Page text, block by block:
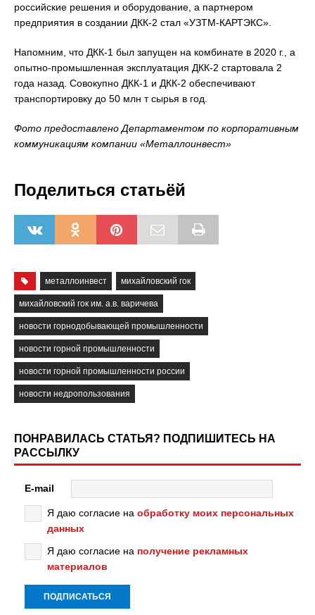
российские решения и оборудование, а партнером
предприятия в создании ДКК-2 стал «УЗТМ-КАРТЭКС».
Напомним, что ДКК-1 был запущен на комбинате в 2020 г., а
опытно-промышленная эксплуатация ДКК-2 стартовала 2
года назад. Совокупно ДКК-1 и ДКК-2 обеспечивают
транспортировку до 50 млн т сырья в год.
Фото предоставлено Департаментом по корпоративным
коммуникациям компании «Металлоинвест»
Поделиться статьёй
металлоинвест михайловский гок
михайловский гок им. а.в. варичева
новости горнодобывающей промышленности
новости горной промышленности
новости горной промышленности россии
новости недропользования
ПОНРАВИЛАСЬ СТАТЬЯ? ПОДПИШИТЕСЬ НА
РАССЫЛКУ
E-mail
Я даю согласие на обработку моих персональных
данных
Я даю согласие на получение рекламных
материалов